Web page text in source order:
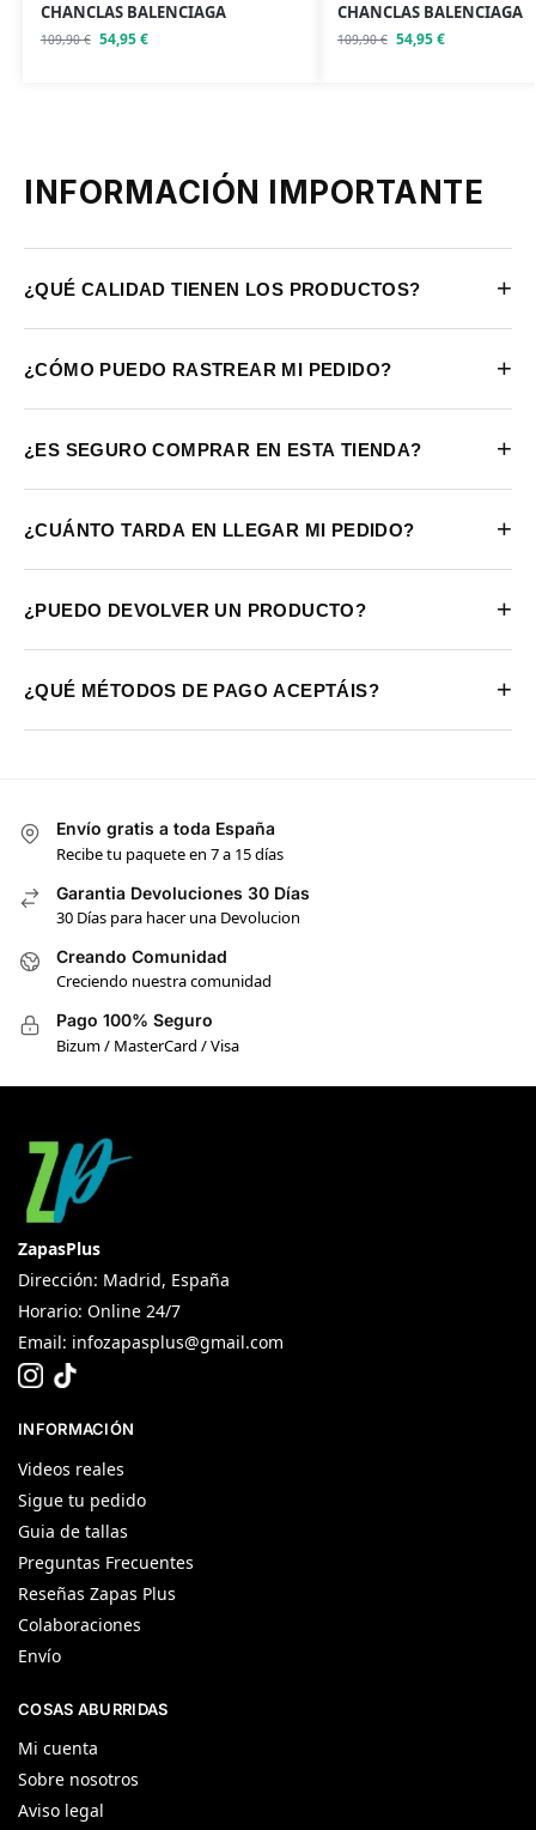
CHANCLAS BALENCIAGA
109,90€ 54,95€
CHANCLAS BALENCIAGA
109,90€ 54,95€
INFORMACIÓN IMPORTANTE
¿QUÉ CALIDAD TIENEN LOS PRODUCTOS? +
¿CÓMO PUEDO RASTREAR MI PEDIDO? +
¿ES SEGURO COMPRAR EN ESTA TIENDA? +
¿CUÁNTO TARDA EN LLEGAR MI PEDIDO? +
¿PUEDO DEVOLVER UN PRODUCTO? +
¿QUÉ MÉTODOS DE PAGO ACEPTÁIS? +
Envío gratis a toda España
Recibe tu paquete en 7 a 15 días
Garantia Devoluciones 30 Días
30 Días para hacer una Devolucion
Creando Comunidad
Creciendo nuestra comunidad
Pago 100% Seguro
Bizum / MasterCard / Visa
ZapasPlus
Dirección: Madrid, España
Horario: Online 24/7
Email: infozapasplus@gmail.com
INFORMACIÓN
Videos reales
Sigue tu pedido
Guia de tallas
Preguntas Frecuentes
Reseñas Zapas Plus
Colaboraciones
Envío
COSAS ABURRIDAS
Mi cuenta
Sobre nosotros
Aviso legal